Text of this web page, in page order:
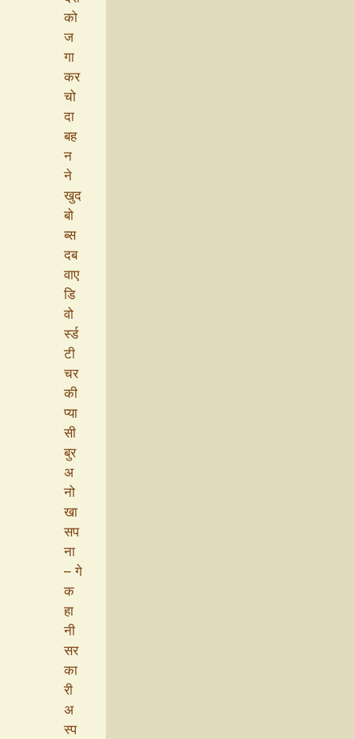
को
ज
गा
कर
चो
दा
बह
न
ने
खुद
बो
ब्स
दब
वाए
डि
वो
र्स्ड
टी
चर
की
प्या
सी
बुर
अ
नो
खा
सप
ना
– गे
क
हा
नी
सर
का
री
अ
स्प